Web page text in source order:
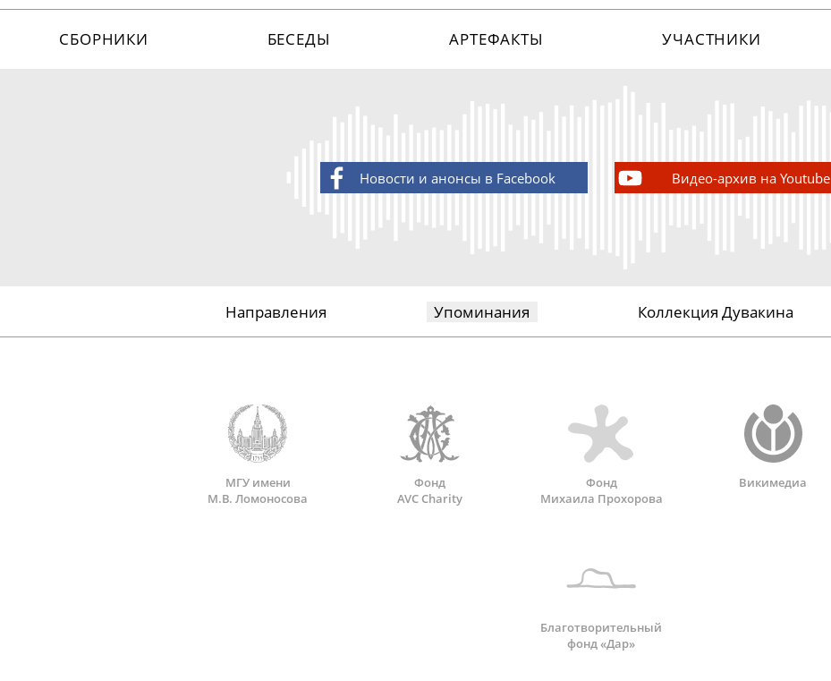
СБОРНИКИ БЕСЕДЫ АРТЕФАКТЫ УЧАСТНИКИ
Новости и анонсы в Facebook Видео-архив на Youtube
Направления Упоминания Коллекция Дувакина
МГУ имени
М.В. Ломоносова
Фонд
AVC Charity
Фонд
Михаила Прохорова
Викимедиа
Благотворительный
фонд «Дар»